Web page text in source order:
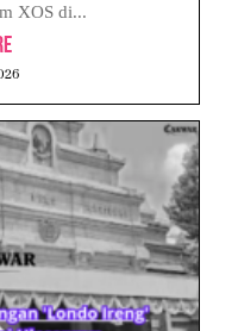
XOS di...